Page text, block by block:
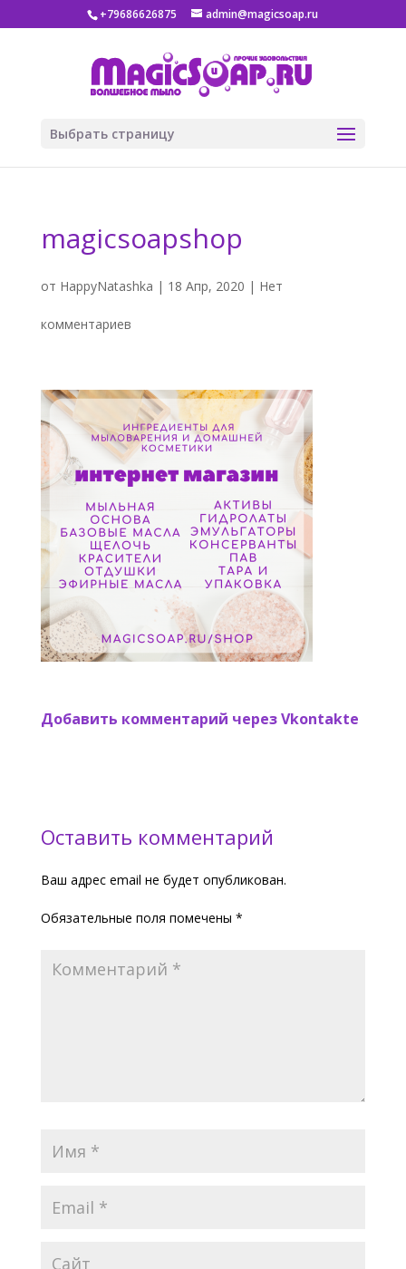
+79686626875 admin@magicsoap.ru
Выбрать страницу
magicsoapshop
от HappyNatashka | 18 Апр, 2020 | Нет
комментариев
Добавить комментарий через Vkontakte
Оставить комментарий
Ваш адрес email не будет опубликован.
Обязательные поля помечены *